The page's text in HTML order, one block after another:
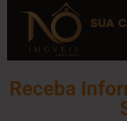
Receba